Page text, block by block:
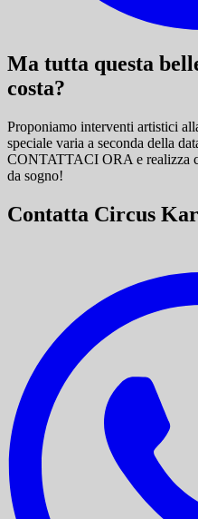
Ma tutta questa
costa?
Proponiamo interventi artistici
speciale varia a seconda della
CONTATTACI ORA e realizza
da sogno!
Contatta Circus